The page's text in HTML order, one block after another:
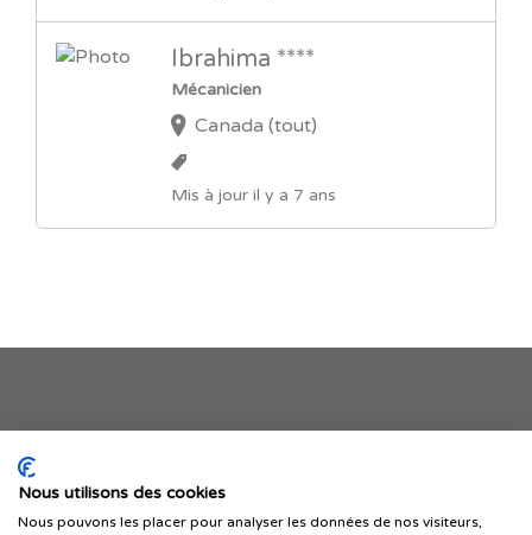
Ibrahima ****
Mécanicien
Canada (tout)
Mis à jour il y a 7 ans
Je publie mon offre
Nous utilisons des cookies
Nous pouvons les placer pour analyser les données de nos visiteurs,